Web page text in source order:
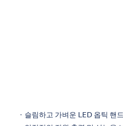
・슬림하고 가벼운 LED 옵틱 핸